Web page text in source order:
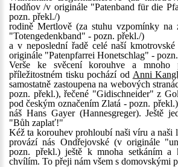
Hodňov /v originále "Patenband für die
pozn. překl./)
rodině Mertlově (za stuhu vzpomínky na
"Totengedenkband" - pozn. překl./)
a v neposlední řadě celé naší
originále "Patenpfarrei Honetschlag" -
Verše ke svěcení korouhve a mnoho
příležitostném tisku pochází od Anni
samostatně zastoupena na webových
pozn. překl.), řečené "Gidischneider" z
pod českým označením Zlatá - pozn.
náš Hans Gayer (Hannesgreger). Ještě
"Bůh zaplať!"
Kéž ta korouhev prohloubí naši víru a naši
provází nás Ondřejovské (v originále
pozn. překl.) ještě k mnoha setkáním a
chvílím. To přeji nám všem s domovskými